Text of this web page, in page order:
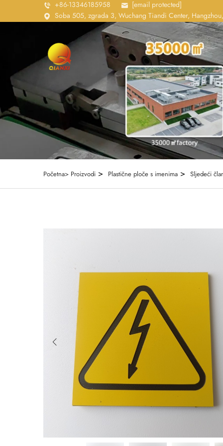
+86-13346185958
[email protected]
Soba 505, zgrada 3, Wuchang Tiandi Center,
Početna> Proizvodi > Plastične ploče s imenima > Sljedeći